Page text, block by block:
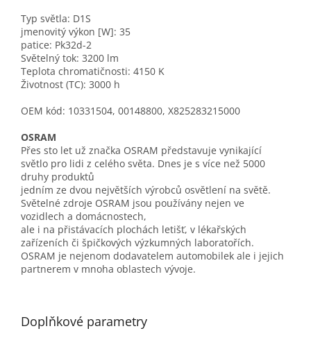
Typ světla: D1S
jmenovitý výkon [W]: 35
patice: Pk32d-2
Světelný tok: 3200 lm
Teplota chromatičnosti: 4150 K
Životnost (TC): 3000 h
OEM kód: 10331504, 00148800, X825283215000
OSRAM
Přes sto let už značka OSRAM představuje vynikající
světlo pro lidi z celého světa. Dnes je s více než 5000
druhy produktů
jedním ze dvou největších výrobců osvětlení na světě.
Světelné zdroje OSRAM jsou používány nejen ve
vozidlech a domácnostech,
ale i na přistávacích plochách letišť, v lékařských
zařízeních či špičkových výzkumných laboratořích.
OSRAM je nejenom dodavatelem automobilek ale i jejich
partnerem v mnoha oblastech vývoje.
Doplňkové parametry